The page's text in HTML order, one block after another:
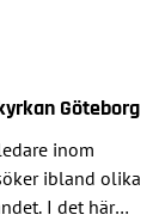
Göteborg
inom
ibland olika
I det här